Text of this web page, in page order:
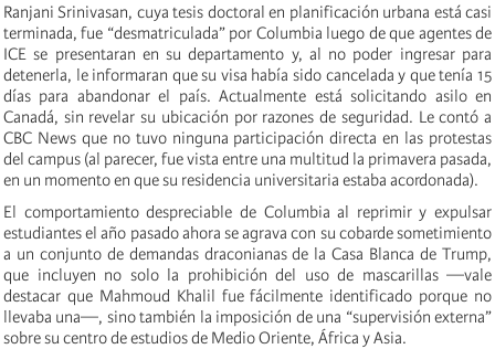
Ranjani Srinivasan, cuya tesis doctoral en planificación urbana está casi
terminada, fue “desmatriculada” por Columbia luego de que agentes de
ICE se presentaran en su departamento y, al no poder ingresar para
detenerla, le informaran que su visa había sido cancelada y que tenía 15
días para abandonar el país. Actualmente está solicitando asilo en
Canadá, sin revelar su ubicación por razones de seguridad. Le contó a
CBC News que no tuvo ninguna participación directa en las protestas
del campus (al parecer, fue vista entre una multitud la primavera pasada,
en un momento en que su residencia universitaria estaba acordonada).
El comportamiento despreciable de Columbia al reprimir y expulsar
estudiantes el año pasado ahora se agrava con su cobarde sometimiento
a un conjunto de demandas draconianas de la Casa Blanca de Trump,
que incluyen no solo la prohibición del uso de mascarillas —vale
destacar que Mahmoud Khalil fue fácilmente identificado porque no
llevaba una—, sino también la imposición de una “supervisión externa”
sobre su centro de estudios de Medio Oriente, África y Asia.